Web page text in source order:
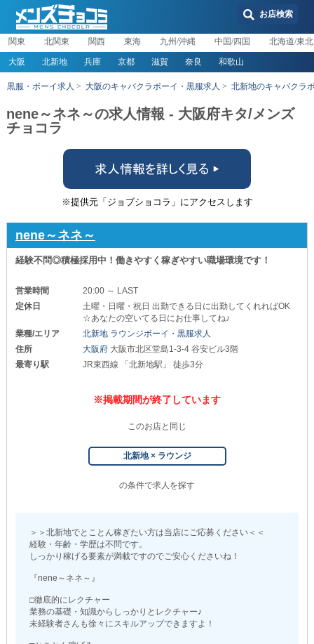
お店検索
関東 北関東 関西 東海 九州/沖縄 中国/四国 北海道/東北
大阪 北新地 兵庫 京都 滋賀 奈良 和歌山
黒服・ボーイ求人 大阪のキャバクラボーイ・黒服求人 北新地のキャバクラ
nene～ネネ～の求人情報 - 大阪府キタ/メンズ
チョコラ
※提供元「ジョブショコラ」にアクセスします
nene～ネネ～
経験不問◎積極採用中！働きやすく稼ぎやすい職場環境です！
営業時間
20:00 ～ LAST
定休日
土曜・日曜・祝日 出勤できる日に出勤してくれればOK
☆あなたの空いてる日にお仕事してね♪
業種/エリア
北新地 ラウンジボーイ・黒服求人
住所
大阪府 大阪市北区堂島1-3-4 谷安ビル3階
最寄り駅
JR東西線 「北新地駅」 徒歩3分
※掲載期間が終了しています
このお店と同じ
北新地 × ラウンジ
の条件で求人を探す
＞＞北新地でとことん稼ぎたい方は当店にご応募ください＜＜
経験・年齢・学歴は不問です。
しっかり稼げる要素が満載ですのでご安心くださいね！
『nene～ネネ～』
□徹底的にレクチャー
業務の基礎・知識からしっかりとレクチャー♪
未経験者さんも徐々にスキルアップできますよ！